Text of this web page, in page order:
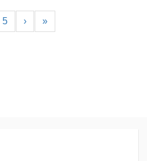
5 › »